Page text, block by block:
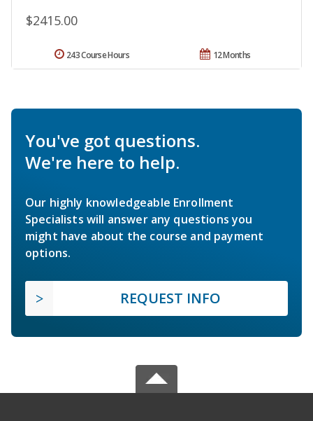
$2415.00
12 Months
243 Course Hours
You've got questions.
We're here to help.
Our highly knowledgeable Enrollment
Specialists will answer any questions you
might have about the course and payment
options.
REQUEST INFO